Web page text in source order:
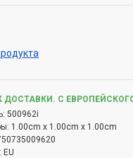
ДОСТАВКИ. С
500962i
1.00cm x 1.00cm x 1.00cm
EU